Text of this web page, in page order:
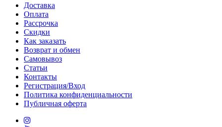
Доставка
Оплата
Рассрочка
Скидки
Как заказать
Возврат и обмен
Самовывоз
Статьи
Контакты
Регистрация/Вход
Политика конфиденциальности
Публичная оферта